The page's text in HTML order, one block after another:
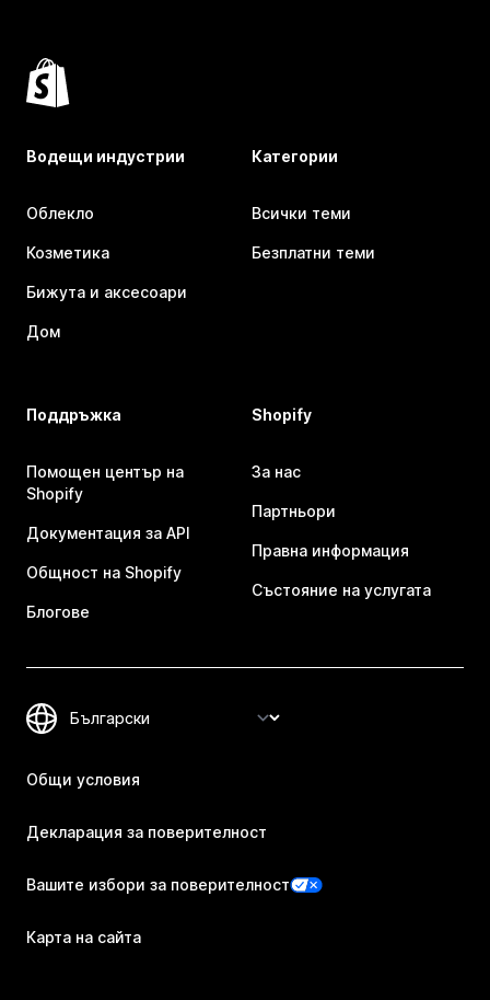
Водещи индустрии
Облекло
Козметика
Бижута и аксесоари
Дом
Категории
Всички теми
Безплатни теми
Поддръжка
Помощен център на
Shopify
Документация за API
Общност на Shopify
Блогове
Shopify
За нас
Партньори
Правна информация
Състояние на услугата
Общи условия
Декларация за поверителност
Вашите избори за поверителност
Карта на сайта